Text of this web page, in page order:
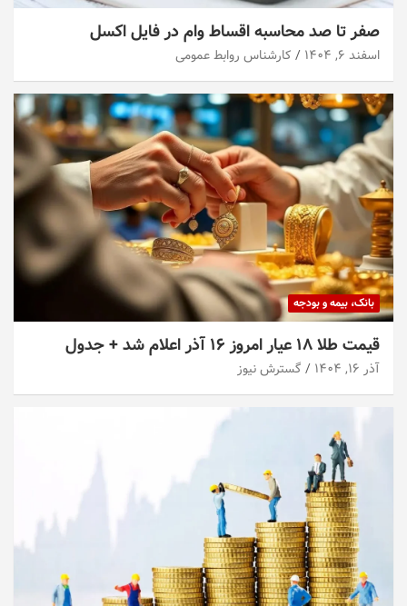
صفر تا صد محاسبه اقساط وام در فایل اکسل
اسفند ۶, ۱۴۰۴ کارشناس روابط عمومی
بانک، بیمه و بودجه
قیمت طلا ۱۸ عیار امروز ۱۶ آذر اعلام شد + جدول
آذر ۱۶, ۱۴۰۴ گسترش نیوز